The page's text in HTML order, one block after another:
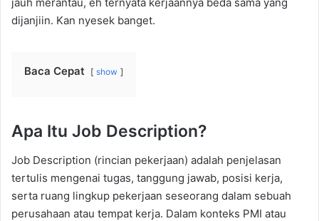
jauh merantau, eh ternyata kerjaannya beda sama yang
dijanjiin. Kan nyesek banget.
Baca Cepat show
Apa Itu Job Description?
Job Description (rincian pekerjaan) adalah penjelasan
tertulis mengenai tugas, tanggung jawab, posisi kerja,
serta ruang lingkup pekerjaan seseorang dalam sebuah
perusahaan atau tempat kerja. Dalam konteks PMI atau